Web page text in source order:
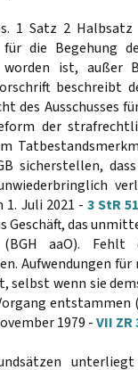
1 Satz 2 Halbsatz
für die Begehung
worden ist,
beschreibt
des Ausschusses
der
sicherstellen,
Juli 2021 - 3 StR
Geschäft, das
aaO). Fehlt
Aufwendungen
selbst wenn sie
entstammen
1979 -VII ZR